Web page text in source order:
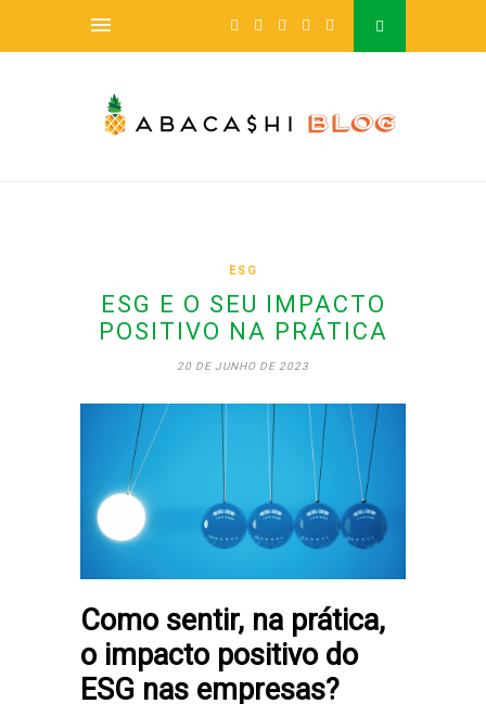
ESG
ESG E O SEU IMPACTO
POSITIVO NA PRÁTICA
20 DE JUNHO DE 2023
Como sentir, na prática,
o impacto positivo do
ESG nas empresas?